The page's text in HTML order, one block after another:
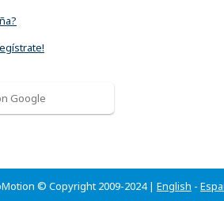
Google
© Copyright 2009-2024 | English -